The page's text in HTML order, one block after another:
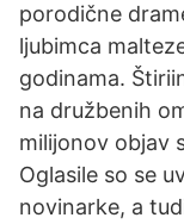
porodične
ljubimca
godinama.
na družbenih
milijonov objav
Oglasile so se
novinarke, a